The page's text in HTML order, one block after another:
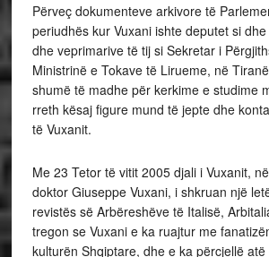
Përveç dokumenteve arkivore të
periudhës kur Vuxani ishte deputet si
dhe veprimarive të tij si Sekretar i
Ministrinë e Tokave të Lirueme, në
shumë të madhe për kerkime e studime
rreth kësaj figure mund të jepte dhe
të Vuxanit.
Me 23 Tetor të vitit 2005 djali i Vuxanit,
doktor Giuseppe Vuxani, i shkruan një
revistës së Arbëreshëve të Italisë,
tregon se Vuxani e ka ruajtur me
kulturën Shqiptare, dhe e ka përcjellë